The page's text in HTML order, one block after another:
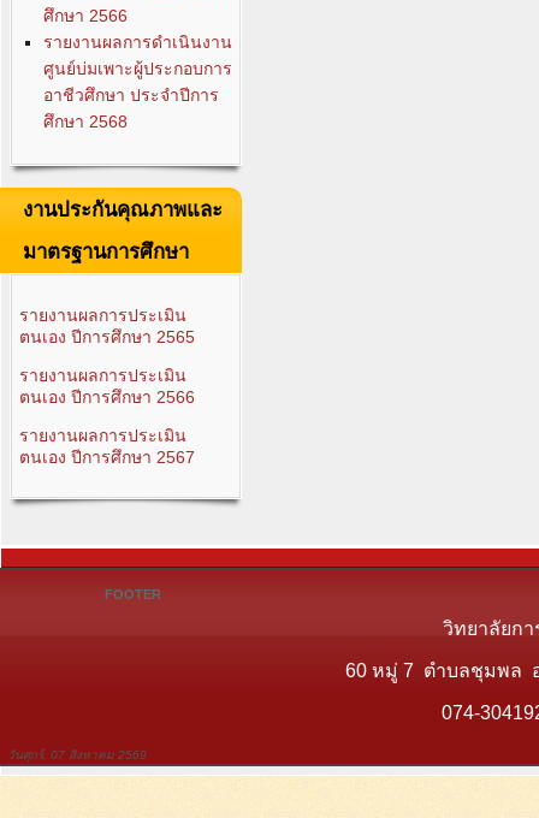
ศึกษา 2566
รายงานผลการดำเนินงาน
ศูนย์บ่มเพาะผู้ประกอบการ
อาชีวศึกษา ประจำปีการ
ศึกษา 2568
งานประกันคุณภาพและ
มาตรฐานการศึกษา
รายงานผลการประเมิน
ตนเอง ปีการศึกษา 2565
รายงานผลการประเมิน
ตนเอง ปีการศึกษา 2566
รายงานผลการประเมิน
ตนเอง ปีการศึกษา 2567
FOOTER
วิทยาลัยกา
60 หมู่ 7 ตำบลชุมพล อ
074-
วันศุกร์, 07 สิงหาคม 2569